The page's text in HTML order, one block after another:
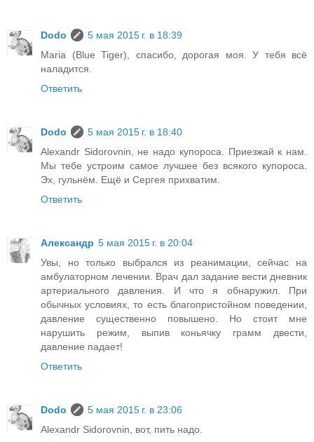
Dodo
5 мая 2015 г. в 18:39
Maria (Blue Tiger), спасибо, дорогая моя. У тебя всё
наладится.
Ответить
Dodo
5 мая 2015 г. в 18:40
Alexandr Sidorovnin, не надо купороса. Приезжай к нам.
Мы тебе устроим самое лучшее без всякого купороса.
Эх, гульнём. Ещё и Сергея прихватим.
Ответить
Александр 5 мая 2015 г. в 20:04
Увы, но только выбрался из реанимации, сейчас на
амбулаторном лечении. Врач дал задание вести дневник
артериального давления. И что я обнаружил. При
обычных условиях, то есть благопристойном поведении,
давление существенно повышено. Но стоит мне
нарушить режим, выпив коньячку грамм двести,
давление падает!
Ответить
Dodo
5 мая 2015 г. в 23:06
Alexandr Sidorovnin, вот, пить надо.